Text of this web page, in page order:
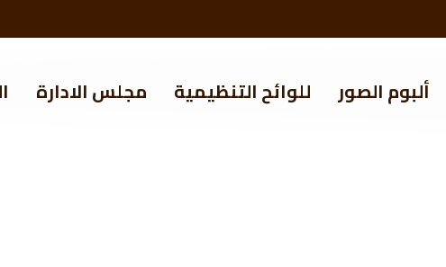
ألبوم الصور للوائح التنظيمية مجلس الادارة